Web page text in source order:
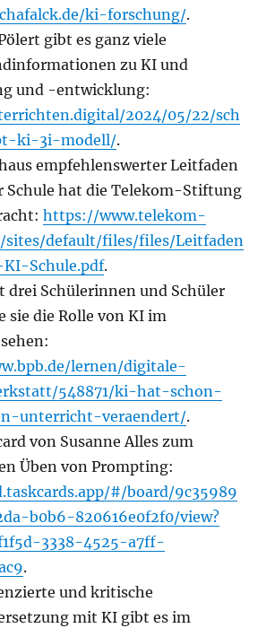
ki-forschung/.
gibt es ganz viele
zu KI und
und -entwicklung:
2024/05/22/sch
ki-3i-modell/.
empfehlenswerter Leitfaden
Schule hat die Telekom-Stiftung
https://www.telekom-
sites/default/files/files/Leitfaden
Schule.pdf.
drei Schülerinnen und Schüler
sie die Rolle von KI im
lernen/digitale-
548871/ki-hat-schon-
unterricht-veraendert/.
von Susanne Alles zum
Üben von Prompting:
#/board/9c35989
b0b6-820616e0f2f0/view?
3338-4525-a7ff-
.
und kritische
mit KI gibt es im